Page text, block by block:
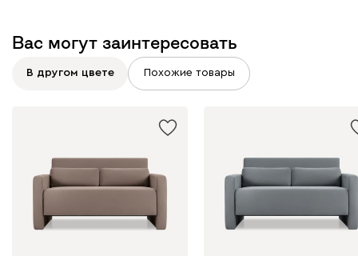
Терракота
Вас могут заинтересовать
В другом цвете Похожие товары